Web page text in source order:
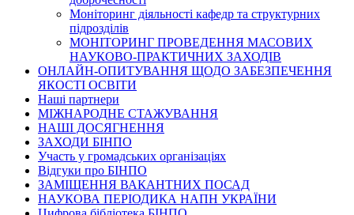
Моніторинг діяльності кафедр та структурних
підрозділів
МОНІТОРИНГ ПРОВЕДЕННЯ МАСОВИХ
НАУКОВО-ПРАКТИЧНИХ ЗАХОДІВ
ОНЛАЙН-ОПИТУВАННЯ ЩОДО ЗАБЕЗПЕЧЕННЯ
ЯКОСТІ ОСВІТИ
Наші партнери
МІЖНАРОДНЕ СТАЖУВАННЯ
НАШІ ДОСЯГНЕННЯ
ЗАХОДИ БІНПО
Участь у громадських організаціях
Відгуки про БІНПО
ЗАМІЩЕННЯ ВАКАНТНИХ ПОСАД
НАУКОВА ПЕРІОДИКА НАПН УКРАЇНИ